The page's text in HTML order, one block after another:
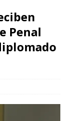
Penal